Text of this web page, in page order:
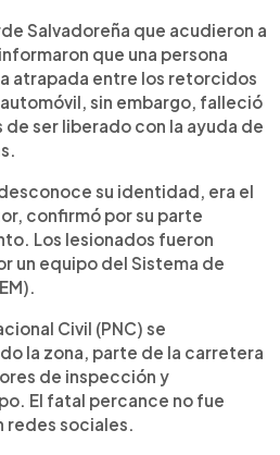
Salvadoreña que acudieron a
que una persona
atrapada entre los retorcidos
sin embargo, falleció
ser liberado con la ayuda de
su identidad, era el
confirmó por su parte
Los lesionados fueron
un equipo del Sistema de
Civil (PNC) se
la zona, parte de la carretera
de inspección y
El fatal percance no fue
redes sociales.